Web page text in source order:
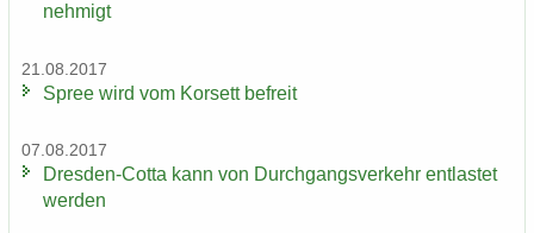
neh­migt
21.08.2017
Spree wird vom Kor­sett be­freit
07.08.2017
Dresden-​Cotta kann von Durch­gangs­ver­kehr ent­las­tet
wer­den